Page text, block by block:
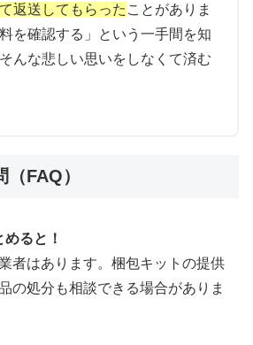
レコードを査定対象とし、状態の
を見極めて査定。プライバシーマ
報保護も徹底。
コード：渋谷発の専門店30
返送してもらった ことがありま
を確認する」という一手間を知
んな悲しい思いをしなくて済む
FAQ）
ると！
者はあります。梱包キットの提供
の処分も相談できる場合がありま